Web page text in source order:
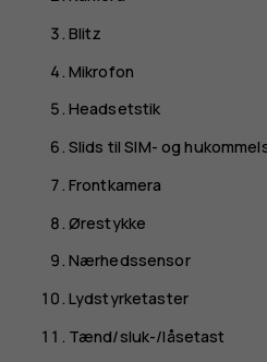
Blitz
Mikrofon
Headsetstik
Slids til SIM- og
Frontkamera
Ørestykke
Nærhedssensor
Lydstyrketaster
Tænd/sluk-/låsetast